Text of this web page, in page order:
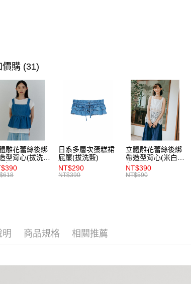
價購 (31)
雕花蕾絲後綁
型背心(拔洗
女
日系多層次蛋糕裙
屁簾(拔洗藍)
NT$290
NT$390
立體雕花蕾絲後綁
帶造型背心(米白)-
女
NT$390
NT$590
明 商品規格 相關推薦